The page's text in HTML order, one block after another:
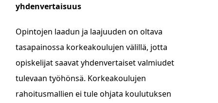
yhdenvertaisuus
Opintojen laadun ja laajuuden on oltava
tasapainossa korkeakoulujen välillä, jotta
opiskelijat saavat yhdenvertaiset valmiudet
tulevaan työhönsä. Korkeakoulujen
rahoitusmallien ei tule ohjata koulutuksen